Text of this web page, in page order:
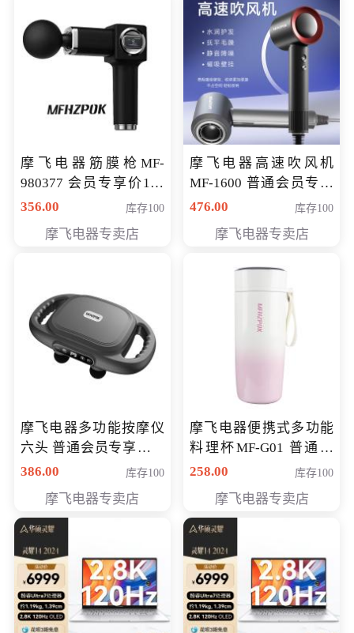
摩飞电器筋膜枪MF-
980377 会员专享价199
元
356.00 库存100
摩飞电器专卖店
摩飞电器高速吹风机
MF-1600 普通会员专享
价298元
476.00 库存100
摩飞电器专卖店
摩飞电器多功能按摩仪
六头 普通会员专享价格
199元
386.00 库存100
摩飞电器专卖店
摩飞电器便携式多功能
料理杯MF-G01 普通会
员专享价格118元
258.00 库存100
摩飞电器专卖店